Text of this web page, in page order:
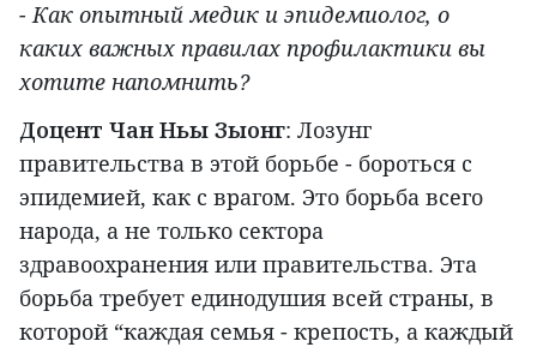
- Как опытный медик и эпидемиолог, о
каких важных правилах профилактики вы
хотите напомнить?
Доцент Чан Ньы Зыонг: Лозунг
правительства в этой борьбе - бороться с
эпидемией, как с врагом. Это борьба всего
народа, а не только сектора
здравоохранения или правительства. Эта
борьба требует единодушия всей страны, в
которой “каждая семья - крепость, а каждый